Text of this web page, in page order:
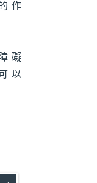
作
礙
以